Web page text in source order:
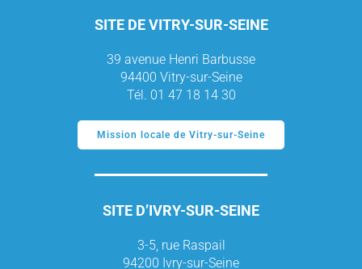
SITE DE VITRY-SUR-SEINE
39 avenue Henri Barbusse
94400 Vitry-sur-Seine
Tél. 01 47 18 14 30
Mission locale de Vitry-sur-Seine
SITE D’IVRY-SUR-SEINE
3-5, rue Raspail
94200 Ivry-sur-Seine